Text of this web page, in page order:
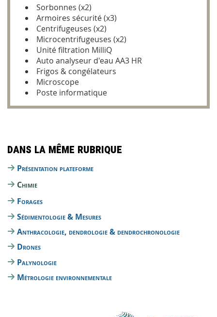
Sorbonnes (x2)
Armoires sécurité (x3)
Centrifugeuses (x2)
Microcentrifugeuses (x2)
Unité filtration MilliQ
Auto analyseur d'eau AA3 HR
Frigos & congélateurs
Microscope
Poste informatique
Dans la même rubrique
Présentation plateforme
Chimie
Forages
Sédimentologie & Mesures
Anthracologie, dendrologie & dendrochronologie
Drones
Palynologie
Métrologie environnementale